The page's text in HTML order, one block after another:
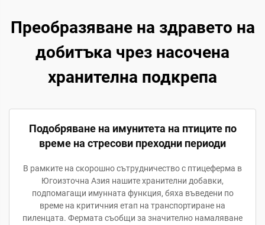
Преобразяване на здравето на
добитъка чрез насочена
хранителна подкрепа
Подобряване на имунитета на птиците по
време на стресови преходни периоди
В рамките на скорошно сътрудничество с птицеферма в
Югоизточна Азия нашите хранителни добавки,
подпомагащи имунната функция, бяха въведени по
време на критичния етап на транспортиране на
пиленцата. Фермата съобщи за значително намаляване